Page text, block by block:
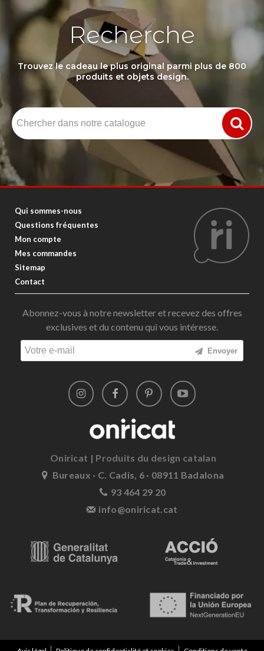
Recherche
Trouvez le cadeau le plus original parmi plus de 800
produits et objets design.
Qui sommes-nous
Questions fréquentes
Mon compte
Mes commandes
Sitemap
Contact
Abonnez-vous à notre newsletter et recevez des offres
exclusives et du contenu qui vous intéresse.
Envoyer
Oniricat | Produits du design catalan
Bureaux · C. Cadis, 6 · 08911 Badalona
93 464 29 20
info@oniricat.cat